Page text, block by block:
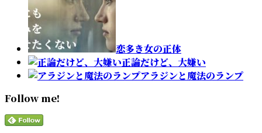
恋多き女の正体
正論だけど、大嫌い
アラジンと魔法のランプ
Follow me!